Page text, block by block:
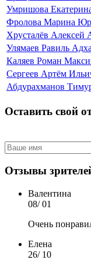
Умришова
Фролова Марина
Хрусталёв Алексей
Улямаев Равиль
Каляев Роман
Cергеев Артём
Абдурахманов
Оставить свой
Отзывы
Валентина
08/ 01
Очень
Елена
26/ 10